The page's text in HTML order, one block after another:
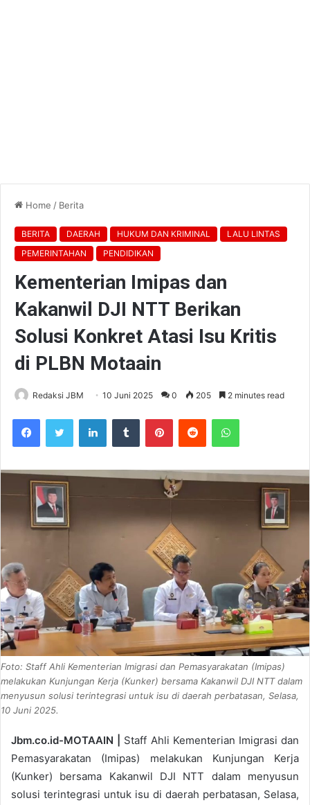
Home / Berita
BERITA DAERAH HUKUM DAN KRIMINAL
LALU LINTAS
PEMERINTAHAN
PENDIDIKAN
Kementerian Imipas dan
Kakanwil DJI NTT Berikan
Solusi Konkret Atasi Isu Kritis
di PLBN Motaain
Redaksi JBM 10 Juni 2025 0 205 2 minutes read
Foto: Staff Ahli Kementerian Imigrasi dan Pemasyarakatan (Imipas)
melakukan Kunjungan Kerja (Kunker) bersama Kakanwil DJI NTT dalam
menyusun solusi terintegrasi untuk isu di daerah perbatasan, Selasa,
10 Juni 2025.
Jbm.co.id-MOTAAIN |
Staff Ahli Kementerian Imigrasi dan
Pemasyarakatan (Imipas) melakukan Kunjungan Kerja
(Kunker) bersama Kakanwil DJI NTT dalam menyusun
solusi terintegrasi untuk isu di daerah perbatasan, Selasa,